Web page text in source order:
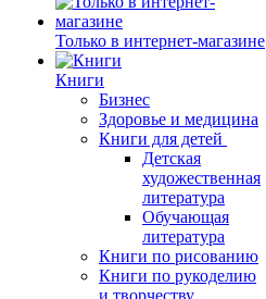
Только в интернет-магазине
Книги
Бизнес
Здоровье и медицина
Книги для детей
Детская
художественная
литература
Обучающая
литература
Книги по рисованию
Книги по рукоделию
и творчеству